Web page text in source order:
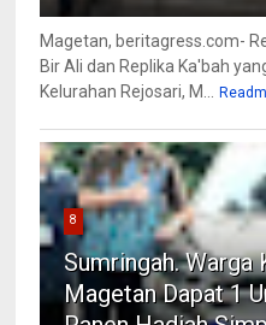
Magetan, beritagress.com-
Bir Ali dan Replika Ka'bah
Kelurahan Rejosari, M...
8
Sumringah. Warga
Magetan Dapat 1